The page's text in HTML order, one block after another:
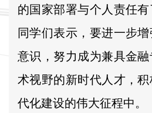
的国家部署与个人责任有
同学们表示，要进一步
意识，努力成为兼具金
术视野的新时代人才，
代化建设的伟大征程中。